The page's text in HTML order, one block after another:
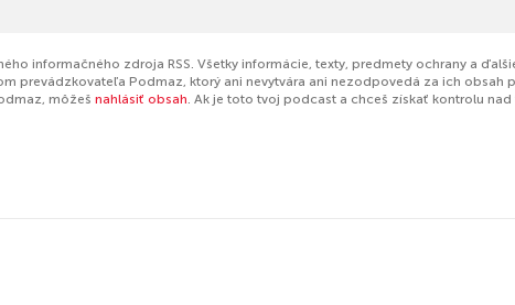
informačného zdroja RSS. Všetky informácie, texty, predmety ochrany a
prevádzkovateľa Podmaz, ktorý ani nevytvára ani nezodpovedá za ich obsah
môžeš nahlásiť obsah. Ak je toto tvoj podcast a chceš získať kontrolu